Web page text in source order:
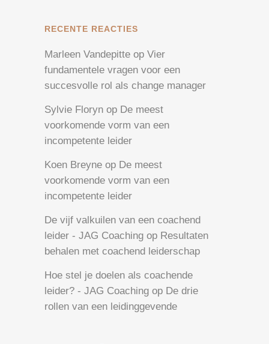
RECENTE REACTIES
Marleen Vandepitte op Vier
fundamentele vragen voor een
succesvolle rol als change manager
Sylvie Floryn op De meest
voorkomende vorm van een
incompetente leider
Koen Breyne op De meest
voorkomende vorm van een
incompetente leider
De vijf valkuilen van een coachend
leider - JAG Coaching op Resultaten
behalen met coachend leiderschap
Hoe stel je doelen als coachende
leider? - JAG Coaching op De drie
rollen van een leidinggevende